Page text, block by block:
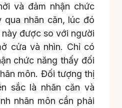
và đảm nhận chức
qua nhãn căn, lúc đó
được so với người
cửa và nhìn. Chỉ có
chức năng thấy đối
môn. Đối tượng thị
sắc là nhãn căn và
nhãn môn cần phải